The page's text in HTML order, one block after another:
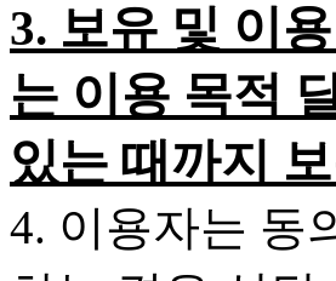
3. 보유 및 이
는 이용 목적
있는 때까지
4. 이용자는 동